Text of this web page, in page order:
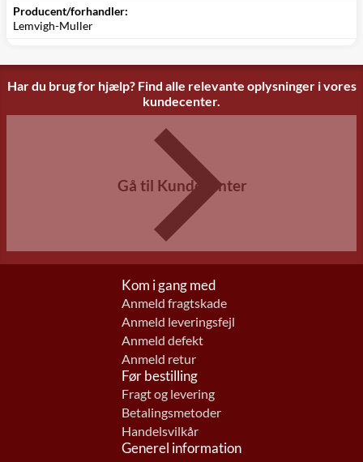
Producent/forhandler:
Lemvigh-Muller
Har du brug for hjælp? Find alle relevante oplysninger i vores
kundecenter.
Gå til Kundecenter
Kom i gang med
Anmeld fragtskade
Anmeld leveringsfejl
Anmeld defekt
Anmeld retur
Før bestilling
Fragt og levering
Betalingsmetoder
Handelsvilkår
Generel information